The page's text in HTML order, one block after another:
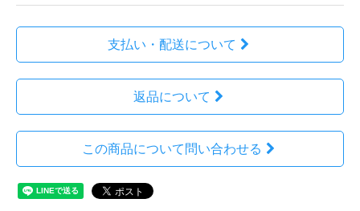
支払い・配送について
返品について
この商品について問い合わせる